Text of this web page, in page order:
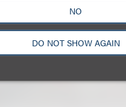
NO
DO NOT SHOW AGAIN
+1.212.407.4193
Email